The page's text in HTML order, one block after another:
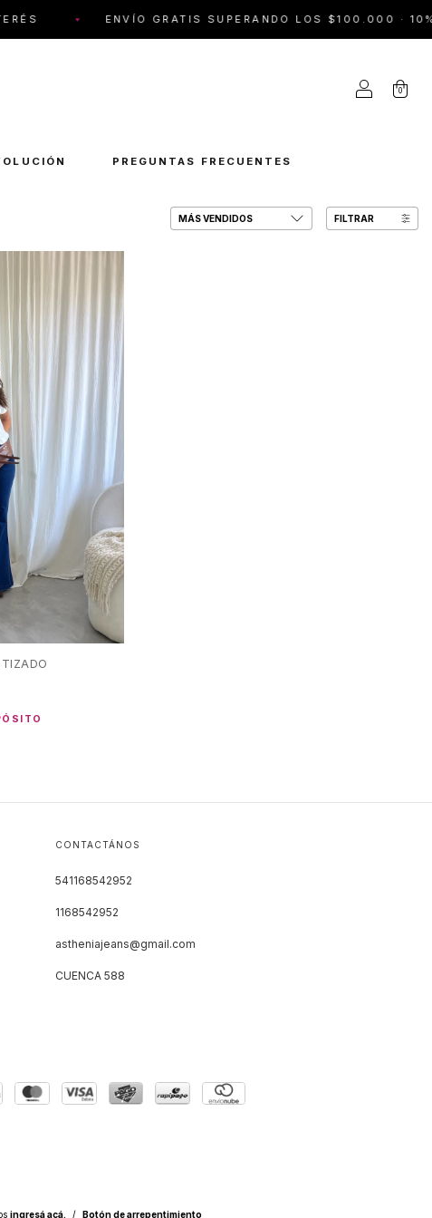
ENVÍO GRATIS SUPERANDO LOS $100.000 · 10% OFF POR
0
PREGUNTAS FRECUENTES
FILTRAR
CONTACTÁNOS
541168542952
1168542952
astheniajeans@gmail.com
CUENCA 588
ingresá acá. / Botón de arrepentimiento